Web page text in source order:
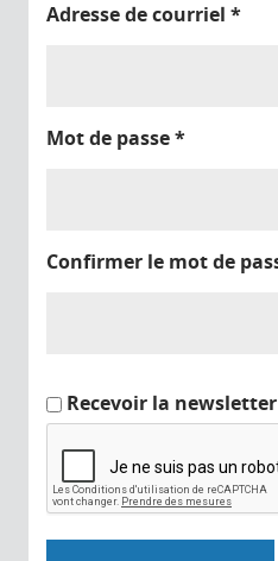
Adresse de courriel *
Mot de passe*
Confirmer le mot de
Recevoir la